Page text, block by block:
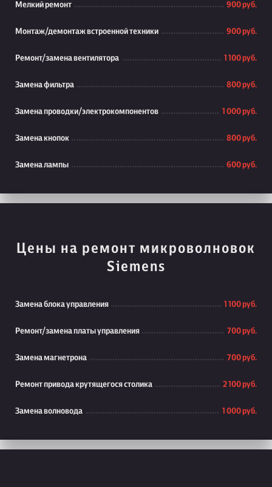
Мелкий ремонт 900 руб.
Монтаж/демонтаж встроенной техники 900 руб.
Ремонт/замена вентилятора 1 100 руб.
Замена фильтра 800 руб.
Замена проводки/электрокомпонентов 1 000 руб.
Замена кнопок 800 руб.
Замена лампы 600 руб.
Цены на ремонт микроволновок
Siemens
Замена блока управления 1 100 руб.
Ремонт/замена платы управления 700 руб.
Замена магнетрона 700 руб.
Ремонт привода крутящегося столика 2 100 руб.
Замена волновода 1 000 руб.